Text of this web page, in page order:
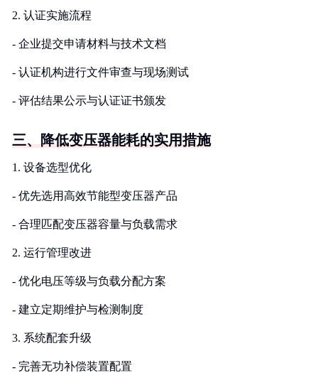
2. 认证实施流程
- 企业提交申请材料与技术文档
- 认证机构进行文件审查与现场测试
- 评估结果公示与认证证书颁发
三、降低变压器能耗的实用措施
1. 设备选型优化
- 优先选用高效节能型变压器产品
- 合理匹配变压器容量与负载需求
2. 运行管理改进
- 优化电压等级与负载分配方案
- 建立定期维护与检测制度
3. 系统配套升级
- 完善无功补偿装置配置